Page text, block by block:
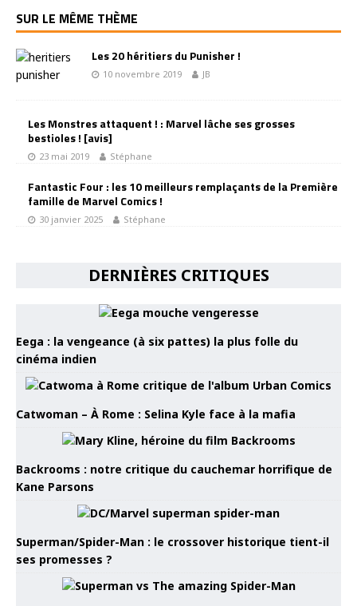
SUR LE MÊME THÈME
Les 20 héritiers du Punisher !
10 novembre 2019 JB
Les Monstres attaquent ! : Marvel lâche ses grosses
bestioles ! [avis]
23 mai 2019 Stéphane
Fantastic Four : les 10 meilleurs remplaçants de la Première
famille de Marvel Comics !
30 janvier 2025 Stéphane
DERNIÈRES CRITIQUES
Eega : la vengeance (à six pattes) la plus folle du
cinéma indien
Catwoman – À Rome : Selina Kyle face à la mafia
Backrooms : notre critique du cauchemar horrifique de
Kane Parsons
Superman/Spider-Man : le crossover historique tient-il
ses promesses ?